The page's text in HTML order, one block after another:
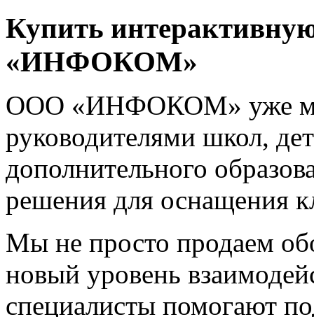
Купить
«ИНФОКОМ»
ООО «ИНФОКОМ» уже
руководителями школ,
дополнительного
решения для оснащения
Мы не просто продаем
новый уровень
специалисты помогают